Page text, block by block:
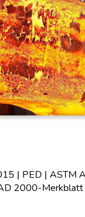
| PED |
2000-